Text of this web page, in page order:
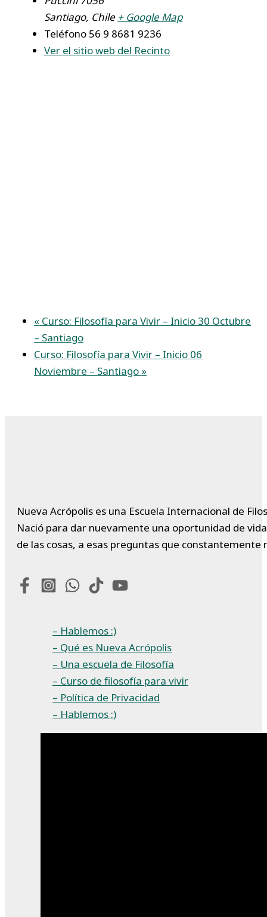
Santiago, Chile + Google Map
Teléfono 56 9 8681 9236
Ver el sitio web del Recinto
« Curso: Filosofía para Vivir – Inicio 30 Octubre
– Santiago
Curso: Filosofía para Vivir – Inicio 06
Noviembre – Santiago »
Nueva Acrópolis es una Escuela Internacional de
Nació para dar nuevamente una oportunidad de
de las cosas, a esas preguntas que constantemente
– Hablemos :)
– Qué es Nueva Acrópolis
– Una escuela de Filosofía
– Curso de filosofía para vivir
– Política de Privacidad
– Hablemos :)